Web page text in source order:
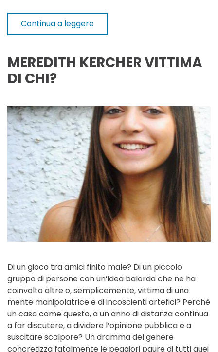
Continua a leggere
MEREDITH KERCHER VITTIMA
DI CHI?
Di un gioco tra amici finito male? Di un piccolo
gruppo di persone con un’idea balorda che ne ha
coinvolto altre o, semplicemente, vittima di una
mente manipolatrice e di incoscienti artefici? Perchè
un caso come questo, a un anno di distanza continua
a far discutere, a dividere l’opinione pubblica e a
suscitare scalpore? Un dramma del genere
concretizza fatalmente le peggiori paure di tutti quei